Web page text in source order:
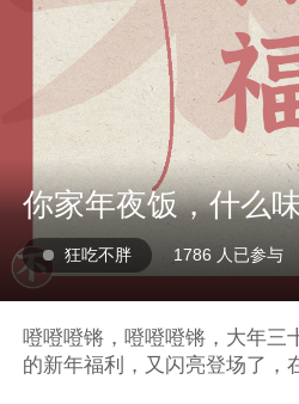
你家年夜饭，什么
狂吃不胖 1786 人已参与
噔噔噔锵，噔噔噔锵，大年三
的新年福利，又闪亮登场了，